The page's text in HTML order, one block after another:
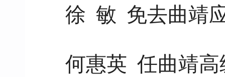
徐 敏 免去曲靖
何惠英 任曲靖高